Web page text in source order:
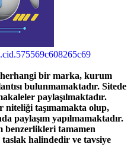
bir marka, kurum
bulunmamaktadır. Sitede
paylaşılmaktadır.
taşımamakta olup,
paylaşım yapılmamaktadır.
benzerlikleri tamamen
halindedir ve tavsiye